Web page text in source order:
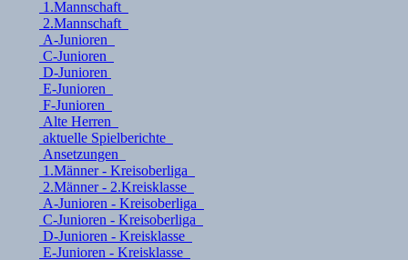
1.Mannschaft
2.Mannschaft
A-Junioren
C-Junioren
D-Junioren
E-Junioren
F-Junioren
Alte Herren
aktuelle Spielberichte
Ansetzungen
1.Männer - Kreisoberliga
2.Männer - 2.Kreisklasse
A-Junioren - Kreisoberliga
C-Junioren - Kreisoberliga
D-Junioren - Kreisklasse
E-Junioren - Kreisklasse